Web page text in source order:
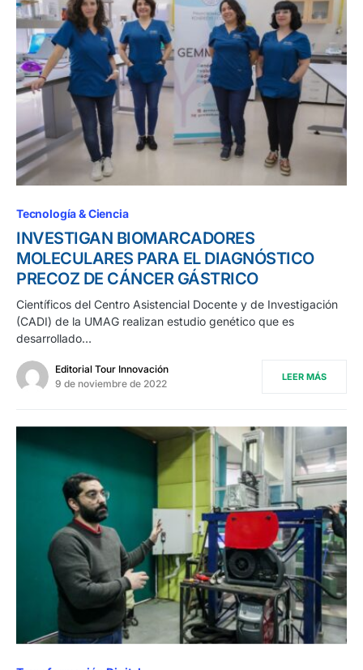
Tecnología & Ciencia
INVESTIGAN BIOMARCADORES
MOLECULARES PARA EL DIAGNÓSTICO
PRECOZ DE CÁNCER GÁSTRICO
Científicos del Centro Asistencial Docente y de Investigación
(CADI) de la UMAG realizan estudio genético que es
desarrollado…
Editorial Tour Innovación
9 de noviembre de 2022
LEER MÁS